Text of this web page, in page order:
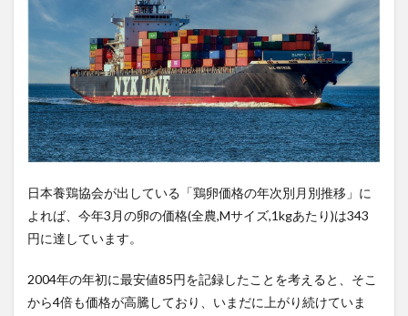
日本養鶏協会が出している「鶏卵価格の年次別月別推移」に
よれば、今年3月の卵の価格(全農,Mサイズ,1kgあたり)は343
円に達しています。
2004年の年初に最安値85円を記録したことを考えると、そこ
から4倍も価格が高騰しており、いまだに上がり続けていま